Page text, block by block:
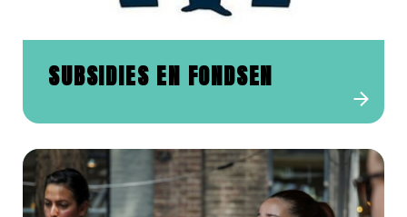
SUBSIDIES EN FONDSEN